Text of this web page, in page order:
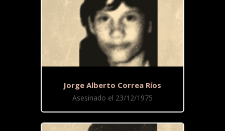
Jorge Alberto Correa Ríos
Asesinado el 23/12/1975